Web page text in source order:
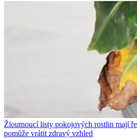
Žloutnoucí listy pokojových rostlin mají
pomůže vrátit zdravý vzhled